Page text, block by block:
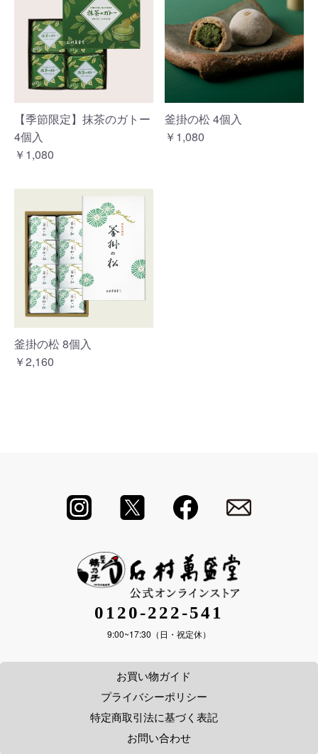
【季節限定】抹茶のガトー
4個入
￥1,080
釜掛の松 4個入
￥1,080
釜掛の松 8個入
￥2,160
0120-222-541
9:00~17:30（日・祝定休）
お買い物ガイド
プライバシーポリシー
特定商取引法に基づく表記
お問い合わせ